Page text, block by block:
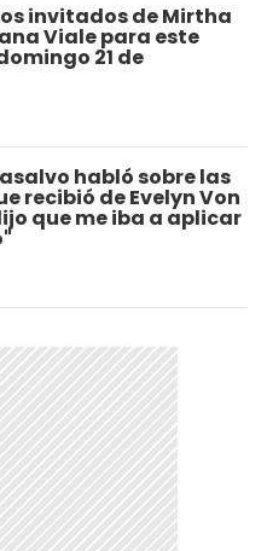
invitados de Mirtha
Viale para este
21 de
habló sobre las
recibió de Evelyn Von
que me iba a aplicar